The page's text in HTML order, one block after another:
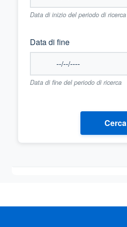
Data di inizio del periodo di ricerca
Data di fine
Data di fine del periodo di ricerca
Cerca